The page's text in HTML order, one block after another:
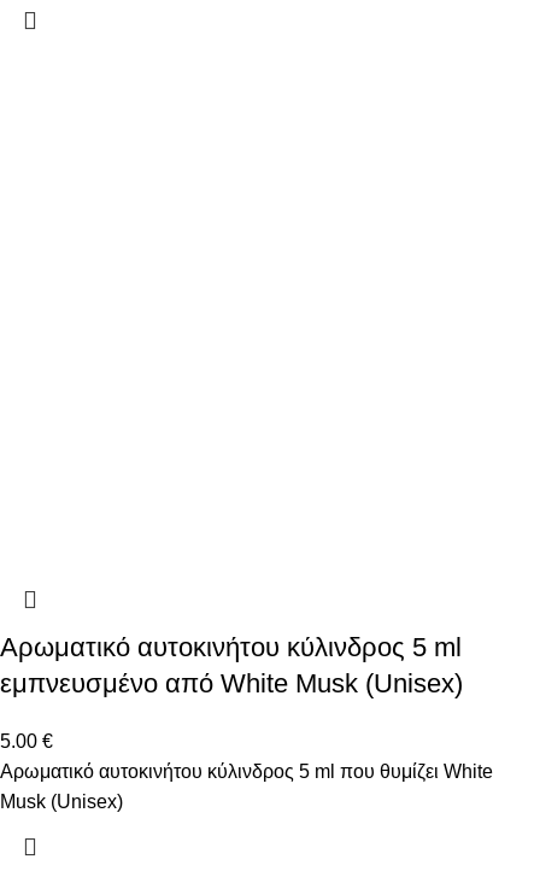
Αρωματικό αυτοκινήτου κύλινδρος 5 ml
εμπνευσμένο από White Musk (Unisex)
5.00 €
Αρωματικό αυτοκινήτου κύλινδρος 5 ml που θυμίζει White
Musk (Unisex)